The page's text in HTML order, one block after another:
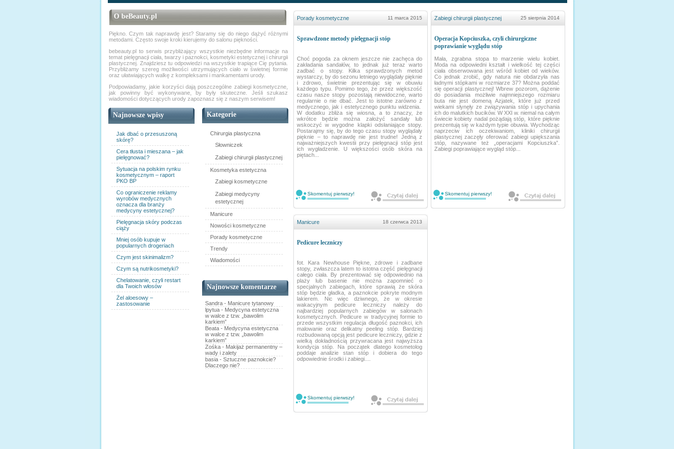
O beBeauty.pl
Piękno. Czym tak naprawdę jest? Staramy się do niego dążyć różnymi
metodami. Często swoje kroki kierujemy do salonu piękności.
bebeauty.pl to serwis przybliżający wszystkie niezbędne informacje na
temat pielęgnacji ciała, twarzy i paznokci, kosmetyki estetycznej i chirurgii
plastycznej. Znajdziesz tu odpowiedzi na wszystkie trapiące Cię pytania.
Przybliżamy szereg możliwości utrzymujących ciało w świetnej formie
oraz ułatwiających walkę z kompleksami i mankamentami urody.
Podpowiadamy, jakie korzyści dają poszczególne zabiegi kosmetyczne,
jak powinny być wykonywane, by były skuteczne. Jeśli szukasz
wiadomości dotyczących urody zapoznasz się z naszym serwisem!
Najnowsze wpisy
Jak dbać o przesuszoną
skórę?
Cera tłusta i mieszana – jak
pielęgnować?
Sytuacja na polskim rynku
kosmetycznym – raport
PKO BP
Co ograniczenie reklamy
wyrobów medycznych
oznacza dla branży
medycyny estetycznej?
Pielęgnacja skóry podczas
ciąży
Mniej osób kupuje w
popularnych drogeriach
Czym jest skinimalizm?
Czym są nutrikosmetyki?
Chelatowanie, czyli restart
dla Twoich włosów
Żel aloesowy –
zastosowanie
Kategorie
Chirurgia plastyczna
Słowniczek
Zabiegi chirurgii plastycznej
Kosmetyka estetyczna
Zabiegi kosmetyczne
Zabiegi medycyny
estetycznej
Manicure
Nowości kosmetyczne
Porady kosmetyczne
Trendy
Wiadomości
Najnowsze komentarze
Sandra - Manicure tytanowy
lpytua - Medycyna estetyczna
w walce z tzw. „bawolim
karkiem”
Beata - Medycyna estetyczna
w walce z tzw. „bawolim
karkiem”
Zośka - Makijaż permanentny –
wady i zalety
basia - Sztuczne paznokcie?
Dlaczego nie?
Porady kosmetyczne 11 marca 2015
Sprawdzone metody pielęgnacji stóp
Choć pogoda za oknem jeszcze nie zachęca do
zakładania sandałów, to jednak już teraz warto
zadbać o stopy. Kilka sprawdzonych metod
wystarczy, by do sezonu letniego wyglądały pięknie
i zdrowo, świetnie prezentując się w obuwiu
każdego typu. Pomimo tego, że przez większość
czasu nasze stopy pozostają niewidoczne, warto
regularnie o nie dbać. Jest to istotne zarówno z
medycznego, jak i estetycznego punktu widzenia.
W dodatku zbliża się wiosna, a to znaczy, że
wkrótce będzie można założyć sandały lub
wskoczyć w wygodne klapki odsłaniające stopy.
Postarajmy się, by do tego czasu stopy wyglądały
pięknie – to naprawdę nie jest trudne! Jedną z
najważniejszych kwestii przy pielęgnacji stóp jest
ich wygładzenie. U większości osób skóra na
piętach...
Skomentuj pierwszy!
Zabiegi chirurgii plastycznej 25 sierpnia 2014
Operacja Kopciuszka, czyli chirurgiczne
poprawianie wyglądu stóp
Mała, zgrabna stopa to marzenie wielu kobiet.
Moda na odpowiedni kształt i wielkość tej części
ciała obserwowana jest wśród kobiet od wieków.
Co jednak zrobić, gdy natura nie obdarzyła nas
ładnymi stópkami w rozmiarze 37? Można poddać
się operacji plastycznej! Wbrew pozorom, dążenie
do posiadania możliwie najmniejszego rozmiaru
buta nie jest domeną Azjatek, które już przed
wiekami słynęły ze związywania stóp i upychania
ich do malutkich bucików. W XXI w. niemal na całym
świecie kobiety nadal pożądają stóp, które pięknie
prezentują się w każdym typie obuwia. Wychodząc
naprzeciw ich oczekiwaniom, kliniki chirurgii
plastycznej zaczęły oferować zabiegi upiększania
stóp, nazywane też „operacjami Kopciuszka”.
Zabiegi poprawiające wygląd stóp...
Skomentuj pierwszy!
Manicure 18 czerwca 2013
Pedicure leczniczy
fot. Kara Newhouse Piękne, zdrowe i zadbane
stopy, zwłaszcza latem to istotna część pielęgnacji
całego ciała. By prezentować się odpowiednio na
plaży lub basenie nie można zapomnieć o
specjalnych zabiegach, które sprawią że skóra
stóp będzie gładka, a paznokcie pokryte modnym
lakierem. Nic więc dziwnego, że w okresie
wakacyjnym pedicure leczniczy należy do
najbardziej popularnych zabiegów w salonach
kosmetycznych. Pedicure w tradycyjnej formie to
przede wszystkim regulacja długość paznokci, ich
malowanie oraz delikatny peeling stóp. Bardziej
rozbudowaną opcją jest pedicure leczniczy, gdzie z
wielką dokładnością przywracana jest najwyższa
kondycja stóp. Na początek dlatego kosmetolog
poddaje analizie stan stóp i dobiera do tego
odpowiednie środki i zabiegi....
Skomentuj pierwszy!